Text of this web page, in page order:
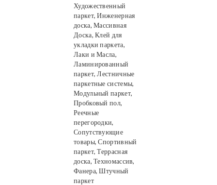
Художественный
паркет, Инженерная
доска, Массивная
Доска, Клей для
укладки паркета,
Лаки и Масла,
Ламинированный
паркет, Лестничные
паркетные системы,
Модульный паркет,
Пробковый пол,
Реечные
перегородки,
Сопутствующие
товары, Спортивный
паркет, Террасная
доска, Техномассив,
Фанера, Штучный
паркет